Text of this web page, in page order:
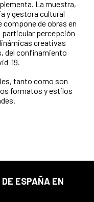
La muestra,
y gestora cultural
compone de obras en
particular percepción
creativas
del confinamiento
19.
tanto como son
formatos y estilos
ESPAÑA EN